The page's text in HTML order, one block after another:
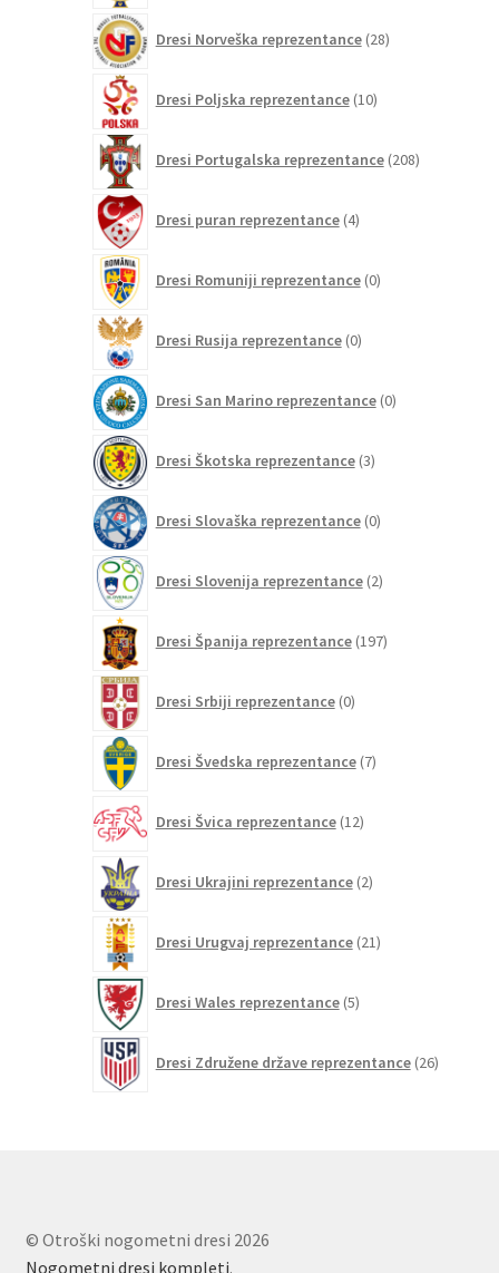
Dresi Norveška reprezentance 28izdelkov
Dresi Poljska reprezentance 10izdelkov
Dresi Portugalska reprezentance 208izdelkov
Dresi puran reprezentance 4izdelki
Dresi Romuniji reprezentance 0izdelkov
Dresi Rusija reprezentance 0izdelkov
Dresi San Marino reprezentance 0izdelkov
Dresi Škotska reprezentance 3izdelki
Dresi Slovaška reprezentance 0izdelkov
Dresi Slovenija reprezentance 2izdelka
Dresi Španija reprezentance 197izdelkov
Dresi Srbiji reprezentance 0izdelkov
Dresi Švedska reprezentance 7izdelkov
Dresi Švica reprezentance 12izdelkov
Dresi Ukrajini reprezentance 2izdelka
Dresi Urugvaj reprezentance 21izdelkov
Dresi Wales reprezentance 5izdelkov
Dresi Združene države reprezentance 26izdelkov
© Otroški nogometni dresi 2026
Nogometni dresi kompleti.